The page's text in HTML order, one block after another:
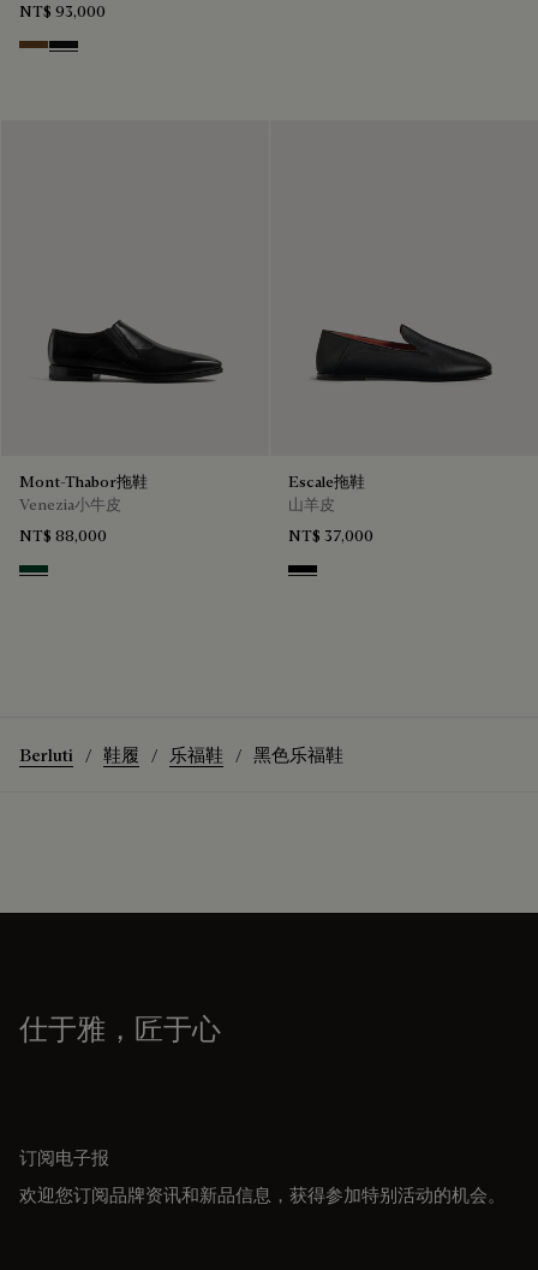
NT$ 93,000
Tobacco Bis
Nero Grigio
Mont-Thabor拖鞋
Venezia小牛皮
NT$ 88,000
Scarabee
Escale拖鞋
山羊皮
NT$ 37,000
Nero
Berluti 鞋履 乐福鞋 黑色乐福鞋
仕于雅，匠于心
订阅电子报
欢迎您订阅品牌资讯和新品信息，获得参加特别活动的机会。